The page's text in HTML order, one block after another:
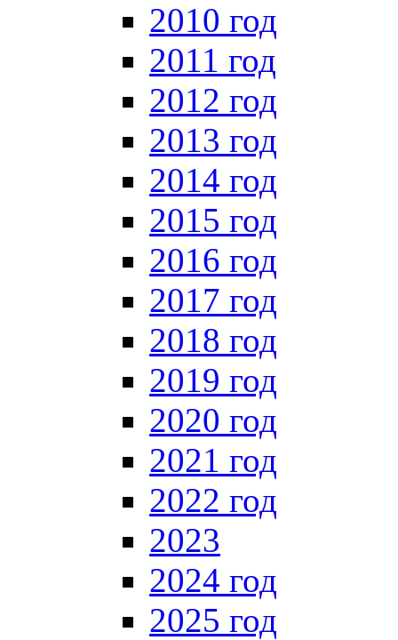
2010 год
2011 год
2012 год
2013 год
2014 год
2015 год
2016 год
2017 год
2018 год
2019 год
2020 год
2021 год
2022 год
2023
2024 год
2025 год